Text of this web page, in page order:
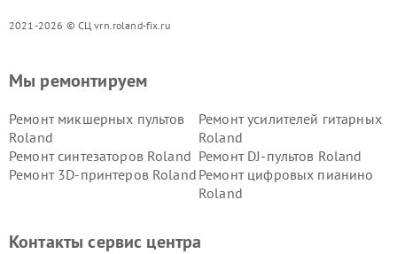
2021-2026 © СЦ vrn.roland-fix.ru
Мы ремонтируем
Ремонт микшерных пультов
Roland
Ремонт усилителей гитарных
Roland
Ремонт синтезаторов Roland Ремонт DJ-пультов Roland
Ремонт 3D-принтеров Roland Ремонт цифровых пианино
Roland
Контакты сервис центра